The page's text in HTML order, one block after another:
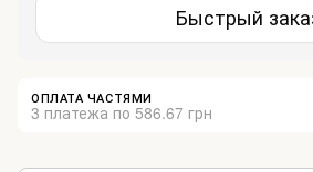
Быстрый
ОПЛАТА ЧАСТЯМИ
3 платежа по 586.67 грн